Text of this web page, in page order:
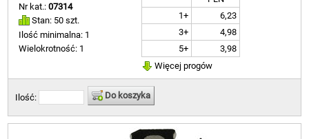
Nr kat.:07314
Stan: 50 szt.
Ilość minimalna: 1
Wielokrotność: 1
1+
6,23
3+
4,98
5+
3,98
Więcej progów
Ilość: Do koszyka